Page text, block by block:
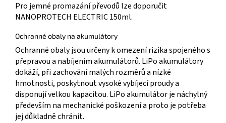
Pro jemné promazání převodů lze doporučit
NANOPROTECH ELECTRIC 150ml.
Ochranné obaly na akumulátory
Ochranné obaly jsou určeny k omezení rizika spojeného s
přepravou a nabíjením akumulátorů. LiPo akumulátory
dokáží, při zachování malých rozměrů a nízké
hmotnosti, poskytnout vysoké vybíjecí proudy a
disponují velkou kapacitou. LiPo akumulátor je náchylný
především na mechanické poškození a proto je potřeba
jej důkladně chránit.